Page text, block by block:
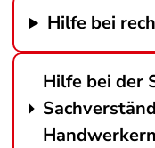
Hilfe bei
Hilfe bei der
Handwerkern